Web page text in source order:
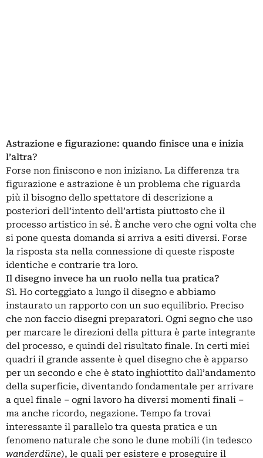
Astrazione e figurazione: quando finisce una e inizia
l’altra?
Forse non finiscono e non iniziano. La differenza tra
figurazione e astrazione è un problema che riguarda
più il bisogno dello spettatore di descrizione a
posteriori dell’intento dell’artista piuttosto che il
processo artistico in sé. È anche vero che ogni volta che
si pone questa domanda si arriva a esiti diversi. Forse
la risposta sta nella connessione di queste risposte
identiche e contrarie tra loro.
Il disegno invece ha un ruolo nella tua pratica?
Sì. Ho corteggiato a lungo il disegno e abbiamo
instaurato un rapporto con un suo equilibrio. Preciso
che non faccio disegni preparatori. Ogni segno che uso
per marcare le direzioni della pittura è parte integrante
del processo, e quindi del risultato finale. In certi miei
quadri il grande assente è quel disegno che è apparso
per un secondo e che è stato inghiottito dall’andamento
della superficie, diventando fondamentale per arrivare
a quel finale ‒ ogni lavoro ha diversi momenti finali ‒
ma anche ricordo, negazione. Tempo fa trovai
interessante il parallelo tra questa pratica e un
fenomeno naturale che sono le dune mobili (in tedesco
wanderdüne), le quali per esistere e proseguire il